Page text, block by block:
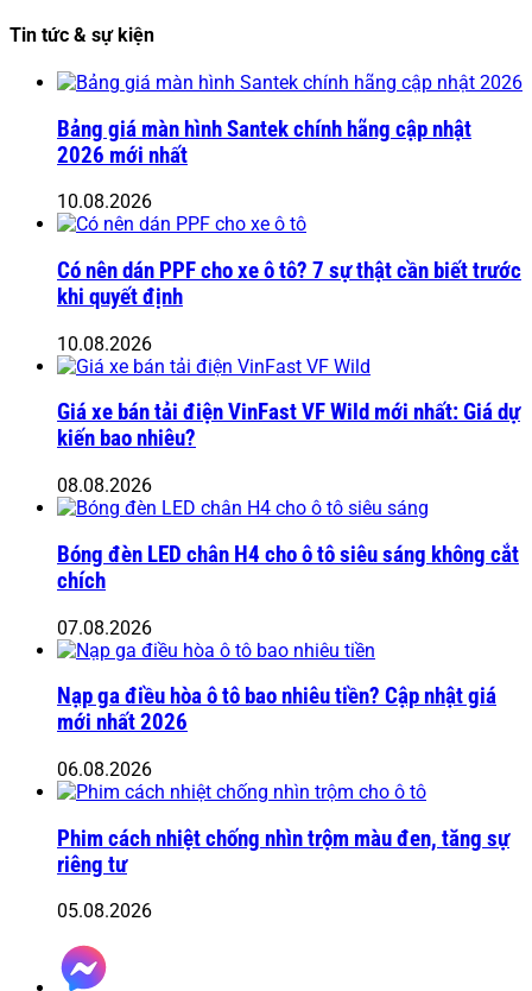
Tin tức & sự kiện
Bảng giá màn hình Santek chính hãng cập nhật
2026 mới nhất
10.08.2026
Có nên dán PPF cho xe ô tô? 7 sự thật cần biết trước
khi quyết định
10.08.2026
Giá xe bán tải điện VinFast VF Wild mới nhất: Giá dự
kiến bao nhiêu?
08.08.2026
Bóng đèn LED chân H4 cho ô tô siêu sáng không cắt
chích
07.08.2026
Nạp ga điều hòa ô tô bao nhiêu tiền? Cập nhật giá
mới nhất 2026
06.08.2026
Phim cách nhiệt chống nhìn trộm màu đen, tăng sự
riêng tư
05.08.2026